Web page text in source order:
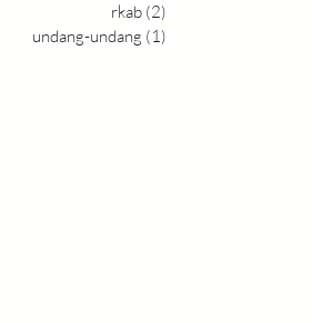
rkab (2)
undang-undang (1)